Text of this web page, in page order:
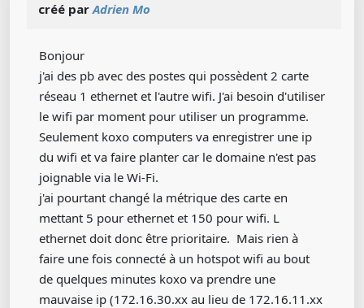
créé parAdrien Mo
Bonjour
j'ai des pb avec des postes qui possèdent 2 carte
réseau 1 ethernet et l'autre wifi. J'ai besoin d'utiliser
le wifi par moment pour utiliser un programme.
Seulement koxo computers va enregistrer une ip
du wifi et va faire planter car le domaine n'est pas
joignable via le Wi-Fi.
j'ai pourtant changé la métrique des carte en
mettant 5 pour ethernet et 150 pour wifi. L
ethernet doit donc être prioritaire. Mais rien à
faire une fois connecté à un hotspot wifi au bout
de quelques minutes koxo va prendre une
mauvaise ip (172.16.30.xx au lieu de 172.16.11.xx